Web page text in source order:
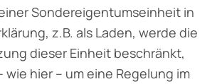
Sondereigentumseinheit in
z.B. als Laden, werde die
dieser Einheit beschränkt,
wie hier – um eine Regelung im